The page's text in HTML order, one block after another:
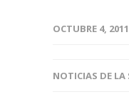
OCTUBRE 4, 2011
NOTICIAS DE LA